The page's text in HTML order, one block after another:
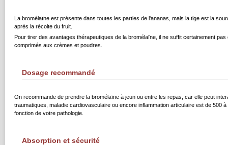
La bromélaïne est présente dans toutes les parties de l'ananas, mais la tige est la
après la récolte du fruit.
Pour tirer des avantages thérapeutiques de la bromélaïne, il ne suffit certainement
comprimés aux crèmes et poudres.
Dosage recommandé
On recommande de prendre la bromélaïne à jeun ou entre les repas, car elle peut
traumatiques, maladie cardiovasculaire ou encore inflammation articulaire est de 500
fonction de votre pathologie.
Absorption et sécurité